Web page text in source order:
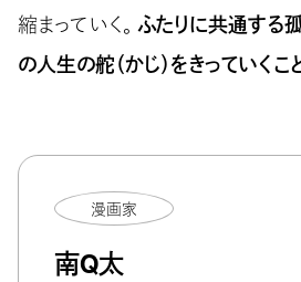
縮まっていく。 ふたりに共通する
の人生の舵（かじ）をきっていくこ
漫画家
南Q太